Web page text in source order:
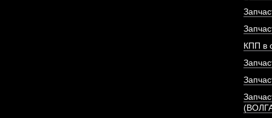
ПОД
КПП в